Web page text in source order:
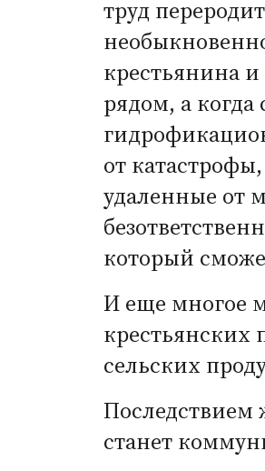
труд
крестьянина и
рядом, а
от
удаленные от
который
И еще многое
крестьянских
сельских
Последствием
станет